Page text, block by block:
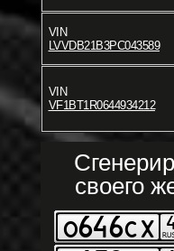
VIN
LVVDB21B3PC043589
VIN
VF1BT1R0644934212
своего